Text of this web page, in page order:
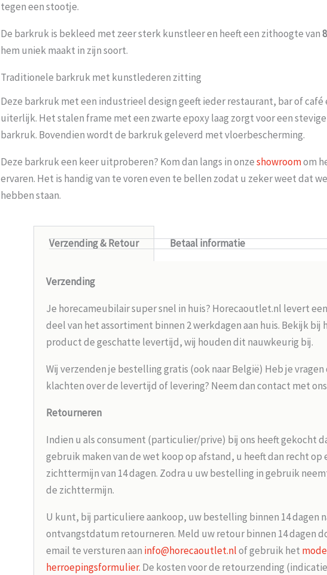
tegen een stootje.
De barkruk is bekleed met zeer sterk kunstleer en heeft een zithoogte van
hem uniek maakt in zijn soort.
Traditionele barkruk met kunstlederen zitting
Deze barkruk met een industrieel design geeft ieder restaurant, bar of café
uiterlijk. Het stalen frame met een zwarte epoxy laag zorgt voor een
barkruk. Bovendien wordt de barkruk geleverd met vloerbescherming.
Deze barkruk een keer uitproberen? Kom dan langs in onzeshowroomom
ervaren. Het is handig van te voren even te bellen zodat u zeker weet dat
hebben staan.
Verzending & Retour Betaal informatie
Verzending
Je horecameubilair super snel in huis? Horecaoutlet.nl levert
deel van het assortiment binnen 2 werkdagen aan huis. Bekijk bij
product de geschatte levertijd, wij houden dit nauwkeurig bij.
Wij verzenden je bestelling gratis (ook naar België) Heb je vragen
klachten over de levertijd of levering? Neem dan contact met
Retourneren
Indien u als consument (particulier/prive) bij ons heeft gekocht
gebruik maken van de wet koop op afstand, u heeft dan recht op
zichttermijn van 14 dagen. Zodra u uw bestelling in gebruik
de zichttermijn.
U kunt, bij particuliere aankoop, uw bestelling binnen 14 dagen
ontvangstdatum retourneren. Meld uw retour binnen 14 dagen
email te versturen aan info@horecaoutlet.nlof gebruik het
herroepingsformulier. De kosten voor de retourzending